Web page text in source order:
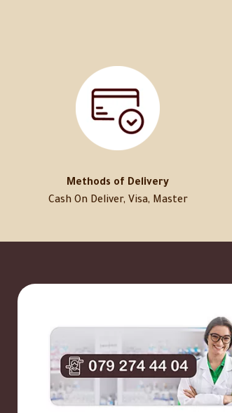
Methods of Delivery
Cash On Deliver, Visa, Master